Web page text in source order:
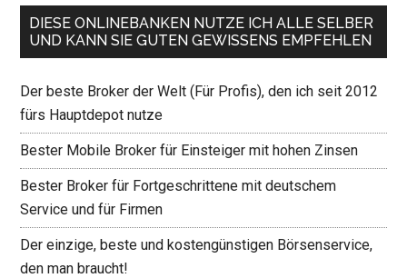
DIESE ONLINEBANKEN NUTZE ICH ALLE SELBER
UND KANN SIE GUTEN GEWISSENS EMPFEHLEN
Der beste Broker der Welt (Für Profis), den ich seit 2012
fürs Hauptdepot nutze
Bester Mobile Broker für Einsteiger mit hohen Zinsen
Bester Broker für Fortgeschrittene mit deutschem
Service und für Firmen
Der einzige, beste und kostengünstigen Börsenservice,
den man braucht!